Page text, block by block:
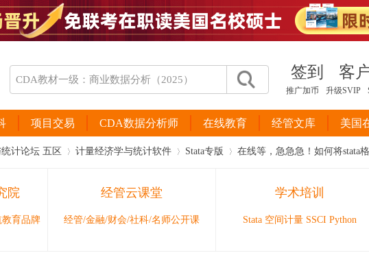
签到 客
推广加币 升级SVIP
项目交易 CDA数据分析师 在线教育 经管文库 美国
计论坛 五区 计量经济学与统计软件 Stata专版 在线等，急急急！如何将stata
院
育品牌
经管云课堂
经管/金融/财会/社科/名师公开课
学术培训
Stata 空间计量 SSCI Python